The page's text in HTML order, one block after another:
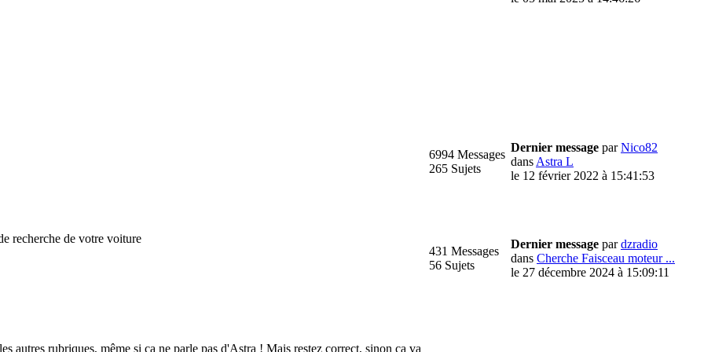
6994 Messages
265 Sujets
Dernier message parNico82
dansAstra L
le 12 février 2022 à 15:41:53
recherche de votre voiture
431 Messages
56 Sujets
Dernier message pardzradio
dans Cherche Faisceau moteur ...
le 27 décembre 2024 à 15:09:11
autres rubriques, même si ça ne parle pas d'Astra ! Mais restez correct, sinon ça va